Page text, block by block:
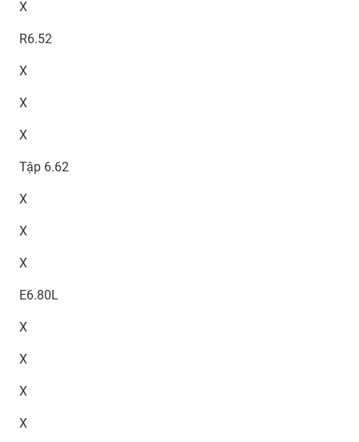
X
R6.52
X
X
X
Tập 6.62
X
X
X
E6.80L
X
X
X
X